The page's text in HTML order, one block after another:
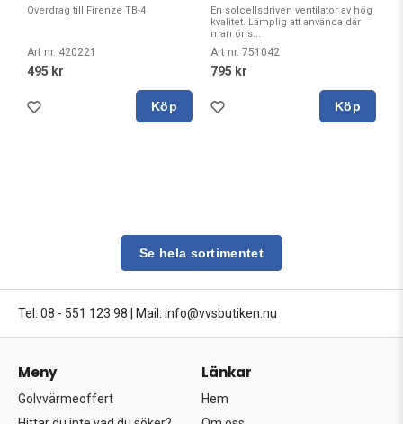
Överdrag till Firenze TB-4
Art nr. 420221
495 kr
Köp
En solcellsdriven ventilator av hög
kvalitet. Lämplig att använda där
man öns...
Art nr. 751042
795 kr
Köp
Se hela sortimentet
Tel: 08 - 551 123 98 Mail: info@vvsbutiken.nu
Meny
Golvvärmeoffert
Länkar
Hem